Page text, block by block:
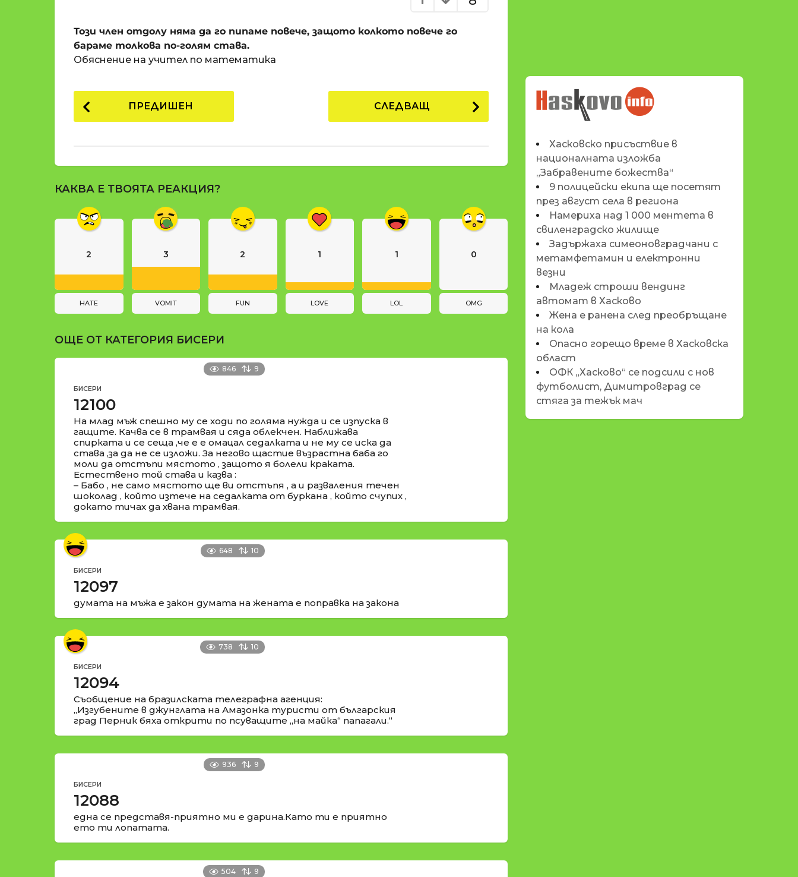
п
р
е
г
и
н
п
р
a
t
i
Този член отдолу няма да го пипаме повече, защото колкото повече го
бараме толкова по-голям става.
Обяснение на учител по математика
P
o
a
g
a
t
i
n
ПРЕДИШЕН СЛЕДВАЩ
КАКВА Е ТВОЯТА РЕАКЦИЯ?
2
HATE
3
VOMIT
2
FUN
1
LOVE
1
LOL
0
OMG
ОЩЕ ОТ КАТЕГОРИЯ БИСЕРИ
846 9
БИСЕРИ
12100
На млад мъж спешно му се ходи по голяма нужда и се изпуска в
гащите. Качва се в трамвая и сяда облекчен. Наближава
спирката и се сеща ,че е е омацал седалката и не му се иска да
става ,за да не се изложи. За негово щастие възрастна баба го
моли да отстъпи мястото , защото я болели краката.
Естествено той става и казва :
– Бабо , не само мястото ще ви отстъпя , а и разваления течен
шоколад , който изтече на седалката от буркана , който счупих ,
докато тичах да хвана трамвая.
648 10
БИСЕРИ
12097
думата на мъжа е закон думата на жената е поправка на закона
738 10
БИСЕРИ
12094
Съобщение на бразилската телеграфна агенция:
„Изгубените в джунглата на Амазонка туристи от българския
град Перник бяха открити по псуващите „на майка“ папагали.“
936 9
БИСЕРИ
12088
една се представя-приятно ми е дарина.Като ти е приятно
ето ти лопатата.
504 9
НОВИНИТЕ НА
HASKOVO.INFO
Хасковско присъствие в
националната изложба
„Забравените божества“
9 полицейски екипа ще посетят
през август села в региона
Намериха над 1 000 ментета в
свиленградско жилище
Задържаха симеоновградчани с
метамфетамин и електронни
везни
Младеж строши вендинг
автомат в Хасково
Жена е ранена след преобръщане
на кола
Опасно горещо време в Хасковска
област
ОФК „Хасково“ се подсили с нов
футболист, Димитровград се
стяга за тежък мач